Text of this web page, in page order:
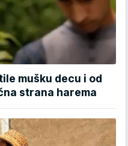
mušku decu i od
strana harema